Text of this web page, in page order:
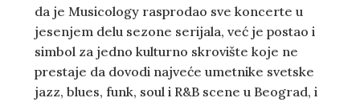
da je Musicology rasprodao sve koncerte u
jesenjem delu sezone serijala, već je postao i
simbol za jedno kulturno skrovište koje ne
prestaje da dovodi najveće umetnike svetske
jazz, blues, funk, soul i R&B scene u Beograd, i